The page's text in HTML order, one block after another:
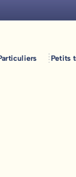
Petits